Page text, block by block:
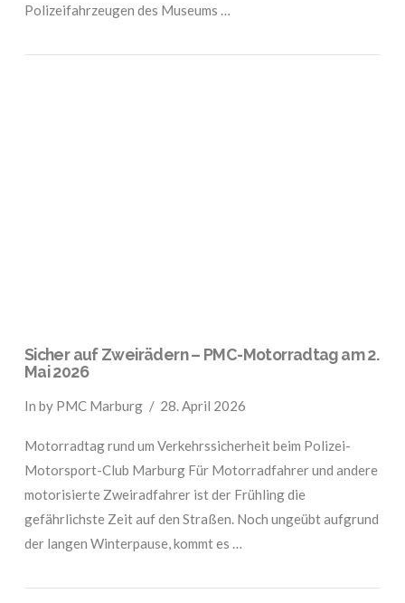
Polizeifahrzeugen des Museums …
Sicher auf Zweirädern – PMC-Motorradtag am 2.
Mai 2026
In by PMC Marburg 28. April 2026
Motorradtag rund um Verkehrssicherheit beim Polizei-
Motorsport-Club Marburg Für Motorradfahrer und andere
motorisierte Zweiradfahrer ist der Frühling die
gefährlichste Zeit auf den Straßen. Noch ungeübt aufgrund
der langen Winterpause, kommt es …